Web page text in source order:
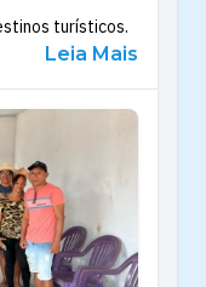
turísticos.
Leia Mais